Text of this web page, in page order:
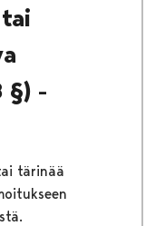
§) -
tärinää